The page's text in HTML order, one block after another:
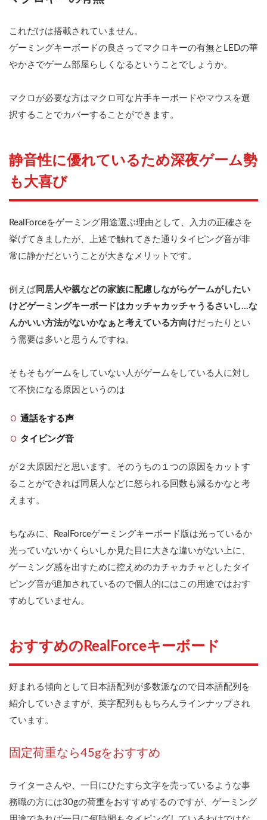
これだけは搭載されていません。
ゲーミングキーボードの良さってマクロキーの有無とLEDの華
やかさでゲーム部屋らしくなるということでしょうか。
マクロが必要な方はマクロ可な片手キーボードやマウスを選
択することでカバーすることができます。
静音性に優れているため深夜ゲーム勢
も大喜び
RealForceをゲーミング用途選ぶ理由として、入力の正確さを
挙げてきましたが、上述で触れてきた通りタイピング音が非
常に静かだということが大きなメリットです。
例えば 同居人や親などの家族に配慮しながらゲームがしたい
けどゲーミングキーボードはカッチャカッチャうるさいし…な
んかいい方法がないかなぁと考えている方向けだったりとい
う需要は多いと思うんですね。
そもそもゲームをしていない人がゲームをしている人に対し
て不快になる原因というのは
通話をする声
タイピング音
が２大原因だと思います。そのうちの１つの原因をカットす
ることができれば同居人などに怒られる回数も減るかなと考
えます。
ちなみに、RealForceゲーミングキーボード版は光っているか
光っていないかくらいしか見た目に大きな違いがない上に、
ゲーミング感を出すために控えめのカチャカチャとしたタイ
ピング音が追加されているので個人的にはこの用途ではおす
すめしていません。
おすすめのRealForceキーボード
好まれる傾向として日本語配列が多数派なので日本語配列を
紹介していきますが、英字配列ももちろんラインナップされ
ています。
固定荷重なら45gをおすすめ
ライターさんや、一日にひたすら文字を売っているような事
務職の方には30gの荷重をおすすめするのですが、ゲーミング